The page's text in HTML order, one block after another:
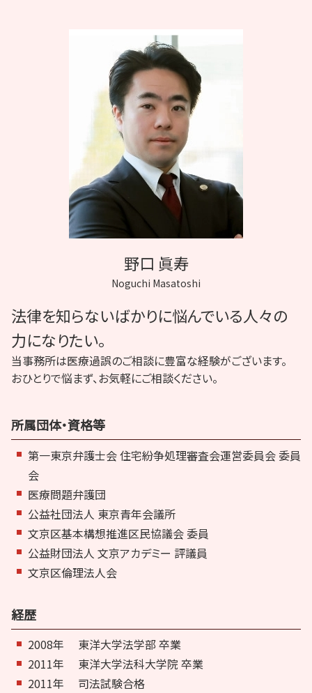
医療裁判 弁護士
手術 傷口 化膿
インフォームドコンセント 看護
医療過誤 因果関係
化膿 悪化
カルテ 開示
野口 眞寿
Noguchi Masatoshi
法律を知らないばかりに悩んでいる人々の
力になりたい。
当事務所は医療過誤のご相談に豊富な経験がございます。
おひとりで悩まず、お気軽にご相談ください。
所属団体・資格等
第一東京弁護士会 住宅紛争処理審査会運営委員会 委員
会
医療問題弁護団
公益社団法人 東京青年会議所
文京区基本構想推進区民協議会 委員
公益財団法人 文京アカデミー 評議員
文京区倫理法人会
経歴
2008年
東洋大学法学部 卒業
2011年
東洋大学法科大学院 卒業
2011年
司法試験合格